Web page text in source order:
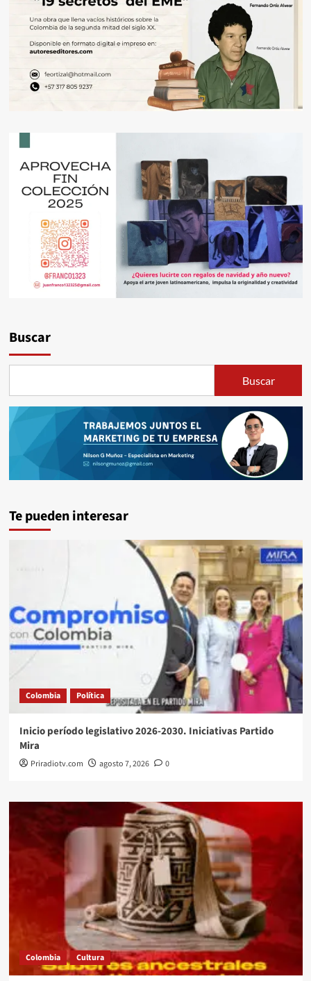
Buscar
Buscar
Te pueden interesar
Colombia Política
Inicio período legislativo 2026-2030. Iniciativas Partido
Mira
Priradiotv.com agosto 7, 2026 0
Colombia Cultura